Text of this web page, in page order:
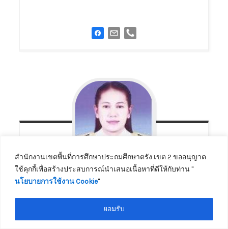
สำนักงานเขตพื้นที่การศึกษาประถมศึกษาตรัง เขต 2 ขออนุญาต
ใช้คุกกี้เพื่อสร้างประสบการณ์นำเสนอเนื้อหาที่ดีให้กับท่าน ''
นโยบายการใช้งาน Cookie''
ยอมรับ
นางสาวพิชชานันท์
นักวิชาการเงินและบัญชีชำนาญการ
โทร.075-272373